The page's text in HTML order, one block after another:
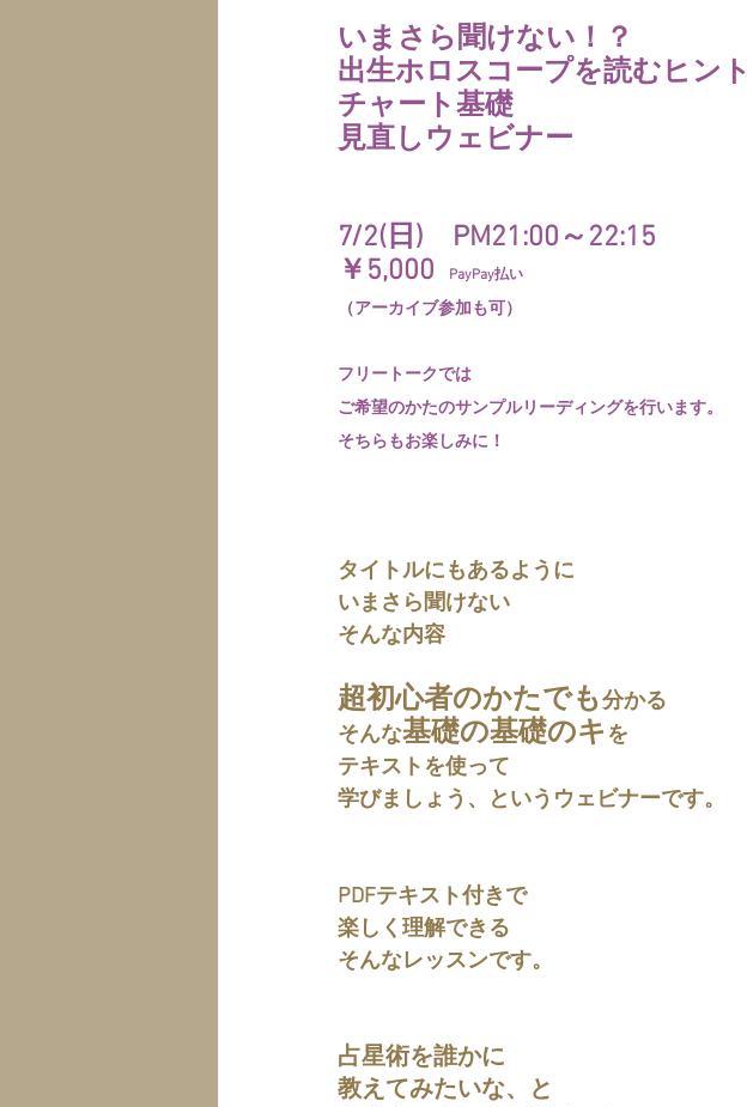
いまさら聞けない！？
出生ホロスコープを読むヒント
チャート基礎
見直しウェビナー
7/2(日)　PM21:00～22:15
￥5,000 PayPay払い
（アーカイブ参加も可）
フリートークでは
ご希望のかたのサンプルリーディングを行います。
そちらもお楽しみに！
タイトルにもあるように
いまさら聞けない
そんな内容
超初心者のかたでも分かる
そんな基礎の基礎のキ を
テキストを使って
学びましょう、というウェビナーです。
PDFテキスト付きで
楽しく理解できる
そんなレッスンです。
占星術を誰かに
教えてみたいな、と